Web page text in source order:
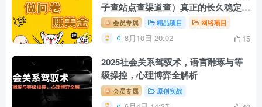
子查站点查渠道查）真正的长久稳定项
目 日入1500+
会员专属 精品项目 网络项目
8月10日 20:02 15
2025社会关系驾驭术，语言雕琢与等
级操控，心理博弈全解析
会员专属 原创实战